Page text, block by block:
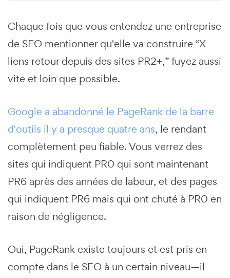
Chaque fois que vous entendez une entreprise
de SEO mentionner qu'elle va construire “X
liens retour depuis des sites PR2+,” fuyez aussi
vite et loin que possible.
Google a abandonné le PageRank de la barre
d'outils il y a presque quatre ans, le rendant
complètement peu fiable. Vous verrez des
sites qui indiquent PR0 qui sont maintenant
PR6 après des années de labeur, et des pages
qui indiquent PR6 mais qui ont chuté à PR0 en
raison de négligence.
Oui, PageRank existe toujours et est pris en
compte dans le SEO à un certain niveau—il